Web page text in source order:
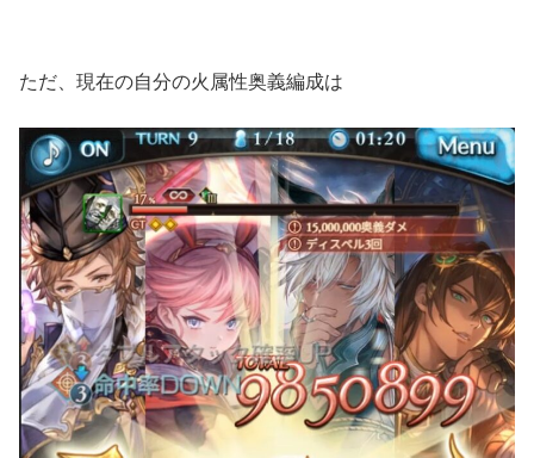
ただ、現在の自分の火属性奥義編成は